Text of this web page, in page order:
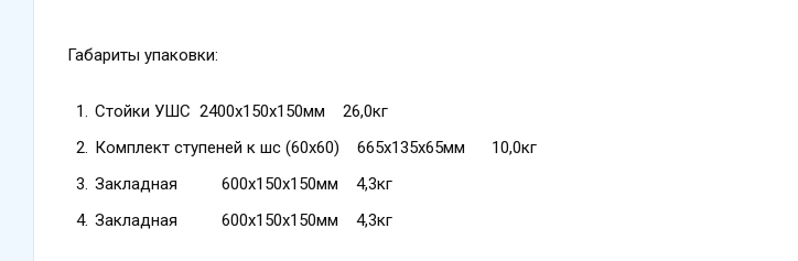
Габариты упаковки:
Стойки УШС 2400х150х150мм 26,0кг
Комплект ступеней к шс (60х60) 665х135х65мм 10,0кг
Закладная 600х150х150мм 4,3кг
Закладная 600х150х150мм 4,3кг